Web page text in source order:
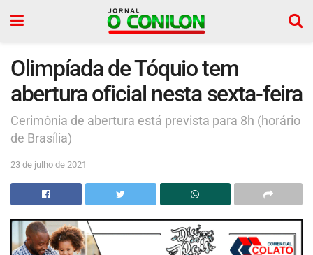
Olimpíada de Tóquio tem
abertura oficial nesta sexta-feira
Cerimônia de abertura está prevista para 8h (horário
de Brasília)
23 de julho de 2021